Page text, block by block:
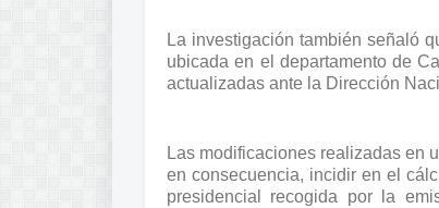
La investigación también señaló
ubicada en el departamento de
actualizadas ante la Dirección
Las modificaciones realizadas en
en consecuencia, incidir en el
presidencial recogida por la